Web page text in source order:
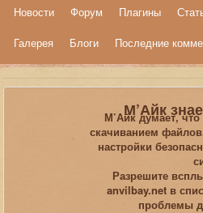
Новости Форум Плагины
Галерея
Блоги Последние
М’Айк
М’Айк думает,
скачиванием
настройки
Разрешите
anvilbay.net в
проблемы